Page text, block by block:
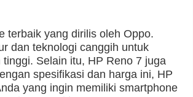
terbaik yang dirilis oleh Oppo.
dan teknologi canggih untuk
Selain itu, HP Reno 7 juga
spesifikasi dan harga ini, HP
yang ingin memiliki smartphone